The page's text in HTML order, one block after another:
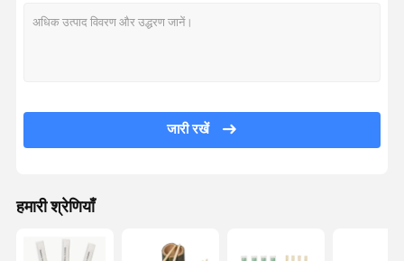
जारी रखें
हमारी श्रेणियाँ